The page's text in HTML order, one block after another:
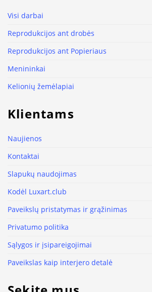
Visi darbai
Reprodukcijos ant drobės
Reprodukcijos ant Popieriaus
Menininkai
Kelionių žemėlapiai
Klientams
Naujienos
Kontaktai
Slapukų naudojimas
Kodėl Luxart.club
Paveikslų pristatymas ir grąžinimas
Privatumo politika
Sąlygos ir įsipareigojimai
Paveikslas kaip interjero detalė